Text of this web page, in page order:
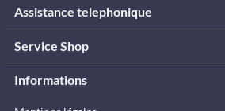
Assistance telephonique
Service Shop
Informations